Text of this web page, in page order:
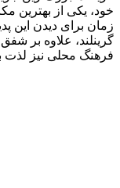
خود، یکی از بهترین
زمان برای دیدن این
گرینلند، علاوه بر
فرهنگ محلی نیز لذت